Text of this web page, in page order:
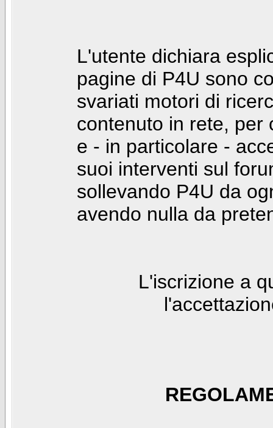
L'utente dichiara
pagine di P4U sono
svariati motori di
contenuto in rete, per
e - in particolare -
suoi interventi sul
sollevando P4U da
avendo nulla da
L'iscrizione a